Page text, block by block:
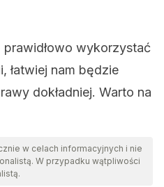
wykorzystać
łatwiej nam będzie
dokładniej. Warto na
w celach informacyjnych i nie
W przypadku wątpliwości